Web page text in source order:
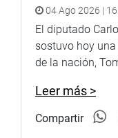
Fundación que
Emprendedoras ”.
Las y los
hacerlo tras llenar
04 Ago 2026 |
El diputado
sostuvo hoy
de la nación,
Leer más >
Compartir